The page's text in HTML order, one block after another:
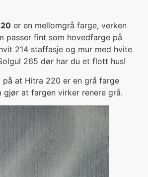
er en mellomgrå farge, verken
passer fint som hovedfarge på
214 staffasje og mur med hvite
265 dør har du et flott hus!
at Hitra 220 er en grå farge
at fargen virker renere grå.